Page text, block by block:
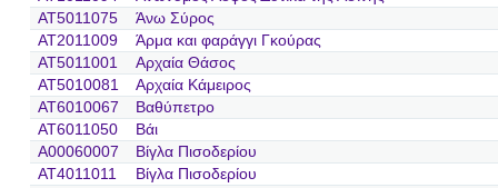
AT5011075
Άνω Σύρος
AT2011009
Άρμα και φαράγγι Γκούρας
AT5011001
Αρχαία Θάσος
AT5010081
Αρχαία Κάμειρος
AT6010067
Βαθύπετρο
AT6011050
Βάι
A00060007
Βίγλα Πισοδερίου
AT4011011
Βίγλα Πισοδερίου